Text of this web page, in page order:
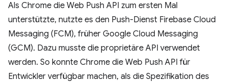
Als Chrome die Web Push API zum ersten Mal
unterstützte, nutzte es den Push-Dienst Firebase Cloud
Messaging (FCM), früher Google Cloud Messaging
(GCM). Dazu musste die proprietäre API verwendet
werden. So konnte Chrome die Web Push API für
Entwickler verfügbar machen, als die Spezifikation des